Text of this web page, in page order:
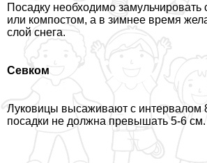
Посадку необходимо
или компостом, а в зимнее время
слой снега.
Севком
Луковицы высаживают с интервалом
посадки не должна превышать 5-6 см.